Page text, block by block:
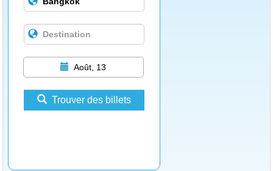
Août, 13
Trouver des billets